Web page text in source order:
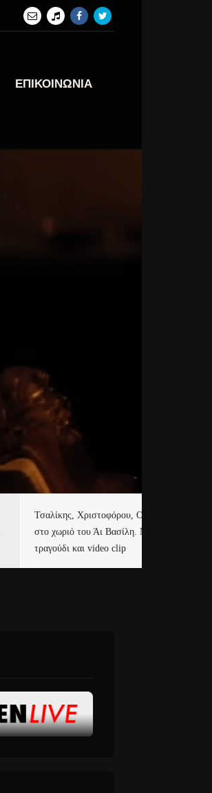
ΕΠΙΚΟΙΝΩΝΙΑ
Τσαλίκης, Χριστοφόρου, ONE
στο χωριό του Άι Βασίλη. Νέο
τραγούδι και video clip